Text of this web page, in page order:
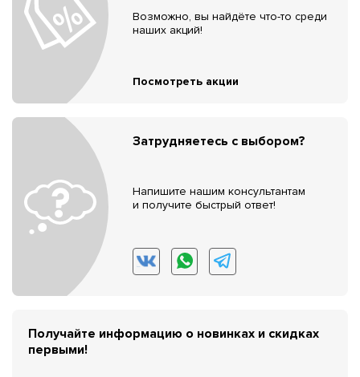
Возможно, вы найдёте что-то среди
наших акций!
Посмотреть акции
Затрудняетесь с выбором?
Напишите нашим консультантам
и получите быстрый ответ!
Получайте информацию о новинках и скидках
первыми!